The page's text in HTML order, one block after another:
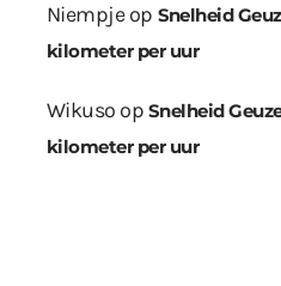
Niempjeop Snelheid
kilometer per uur
Wikuso op Snelheid
kilometer per uur